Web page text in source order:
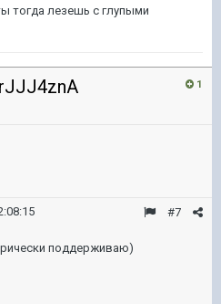
тогда лезешь с глупыми
1
#7
поддерживаю)